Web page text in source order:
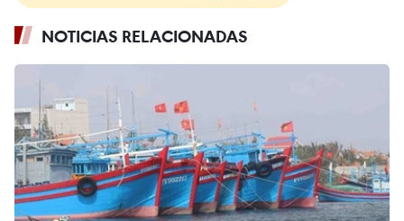
NOTICIAS RELACIONADAS